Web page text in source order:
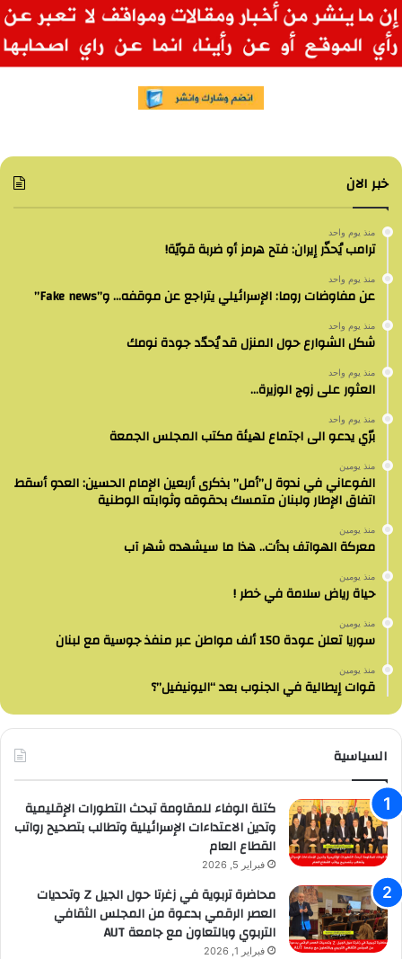
خبر الان
منذ يوم واحد
ترامب يُحذّر إيران: فتح هرمز أو ضربة قويّة!
منذ يوم واحد
عن مفاوضات روما: الإسرائيلي يتراجع عن موقفه… و”Fake news”
منذ يوم واحد
شكل الشوارع حول المنزل قد يُحدّد جودة نومك
منذ يوم واحد
العثور على زوج الوزيرة…
منذ يوم واحد
برّي يدعو الى اجتماع لهيئة مكتب المجلس الجمعة
منذ يومين
الفوعاني في ندوة ل”أمل” بذكرى أربعين الإمام الحسين: العدو أسقط
اتفاق الإطار ولبنان متمسك بحقوقه وثوابته الوطنية
منذ يومين
معركة الهواتف بدأت.. هذا ما سيشهده شهر آب
منذ يومين
حياة رياض سلامة في خطر !
منذ يومين
سوريا تعلن عودة 150 ألف مواطن عبر منفذ جوسية مع لبنان
منذ يومين
قوات إيطالية في الجنوب بعد “اليونيفيل”؟
السياسية
كتلة الوفاء للمقاومة تبحث التطورات الإقليمية
وتدين الاعتداءات الإسرائيلية وتطالب بتصحيح رواتب
القطاع العام
فبراير 5, 2026
محاضرة تربوية في زغرتا حول الجيل Z وتحديات
العصر الرقمي بدعوة من المجلس الثقافي
التربوي وبالتعاون مع جامعة AUT
فبراير 1, 2026